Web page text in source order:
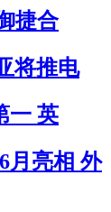
捷合
将推电
一 英
月亮相 外